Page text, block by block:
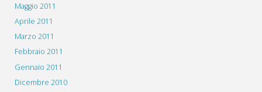
Maggio 2011
Aprile 2011
Marzo 2011
Febbraio 2011
Gennaio 2011
Dicembre 2010